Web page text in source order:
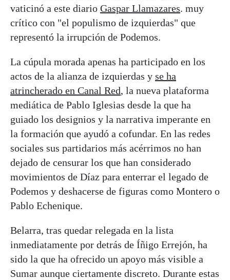
vaticinó a este diario Gaspar Llamazares. muy
crítico con "el populismo de izquierdas" que
representó la irrupción de Podemos.
La cúpula morada apenas ha participado en los
actos de la alianza de izquierdas y se ha
atrincherado en Canal Red, la nueva plataforma
mediática de Pablo Iglesias desde la que ha
guiado los designios y la narrativa imperante en
la formación que ayudó a cofundar. En las redes
sociales sus partidarios más acérrimos no han
dejado de censurar los que han considerado
movimientos de Díaz para enterrar el legado de
Podemos y deshacerse de figuras como Montero o
Pablo Echenique.
Belarra, tras quedar relegada en la lista
inmediatamente por detrás de Íñigo Errejón, ha
sido la que ha ofrecido un apoyo más visible a
Sumar aunque ciertamente discreto. Durante estas